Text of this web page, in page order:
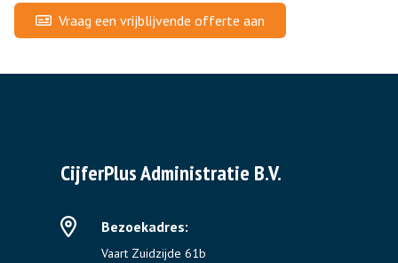
Vraag een vrijblijvende offerte aan
CijferPlus Administratie B.V.
Bezoekadres:
Vaart Zuidzijde 61b